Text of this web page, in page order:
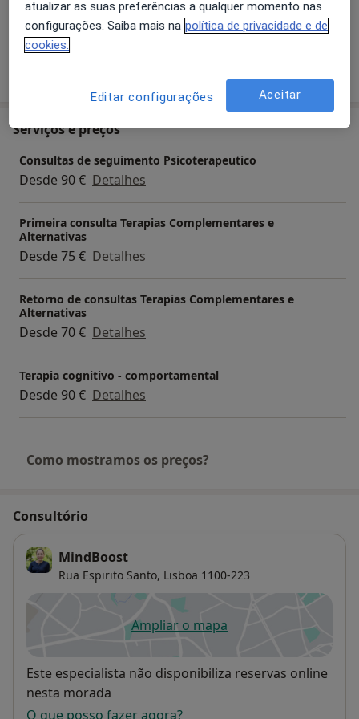
Dor Lombar
Rigidez Muscular +7
sobre a experiência
Serviços e preços
Consultas de seguimento Psicoterapeutico
Desde 90 € Detalhes
Primeira consulta Terapias Complementares e
Alternativas
Desde 75 € Detalhes
Retorno de consultas Terapias Complementares e
Alternativas
Desde 70 € Detalhes
Terapia cognitivo - comportamental
Desde 90 € Detalhes
Como mostramos os preços?
Consultório
MindBoost
Rua Espirito Santo, Lisboa 1100-223
Ampliar o mapaabre num novo separador
Disponibilidade
Este especialista não disponibiliza reservas online
nesta morada
O que posso fazer agora?
atualizar as suas preferências a qualquer momento nas
configurações. Saiba mais na política de privacidade e de
cookies.
Editar configurações Aceitar